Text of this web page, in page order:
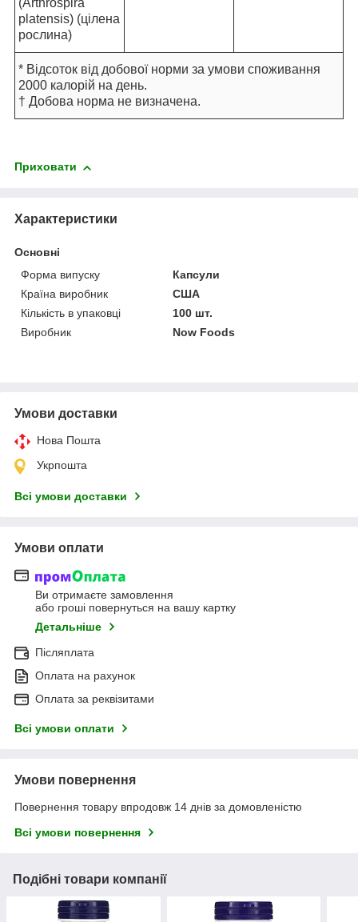
(Arthrospira
platensis) (цілена
рослина)
* Відсоток від добової норми за умови споживання
2000 калорій на день.
† Добова норма не визначена.
Приховати
Характеристики
Основні
Форма випуску
Капсули
Країна виробник
США
Кількість в упаковці
100 шт.
Виробник
Now Foods
Умови доставки
Нова Пошта
Укрпошта
Всі умови доставки
Умови оплати
Ви отримаєте замовлення
або гроші повернуться на вашу картку
Детальніше
Післяплата
Оплата на рахунок
Оплата за реквізитами
Всі умови оплати
Умови повернення
Повернення товару впродовж 14 днів за домовленістю
Всі умови повернення
Подібні товари компанії